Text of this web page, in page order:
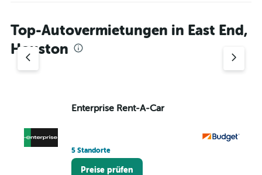
Top-Autovermietungen in East End,
Houston
Enterprise Rent-A-Car
5 Standorte
Preise prüfen